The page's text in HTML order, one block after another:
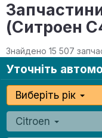
(Ситроен
Знайдено 15 507
Уточніть
Виберіть рік
Citroen